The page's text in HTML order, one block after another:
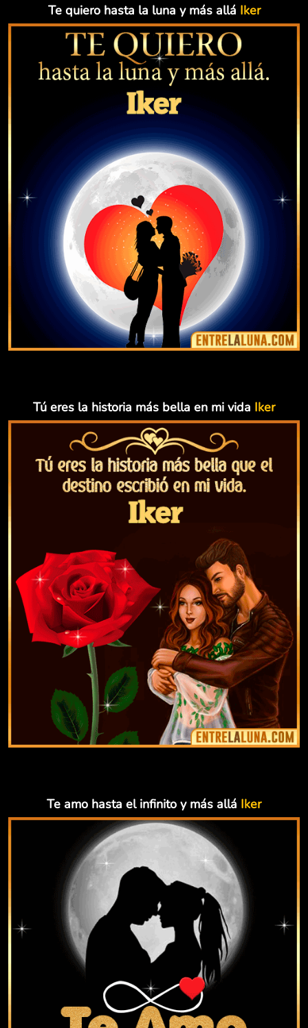
Te quiero hasta la luna y más allá Iker
Tú eres la historia más bella en mi vida Iker
Te amo hasta el infinito y más allá Iker